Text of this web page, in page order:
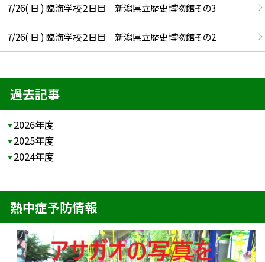
7/26( 日 ) 臨海学校２日目 新潟県立歴史博物館その3
7/26( 日 ) 臨海学校２日目 新潟県立歴史博物館その2
過去記事
2026年度
2025年度
2024年度
熱中症予防情報